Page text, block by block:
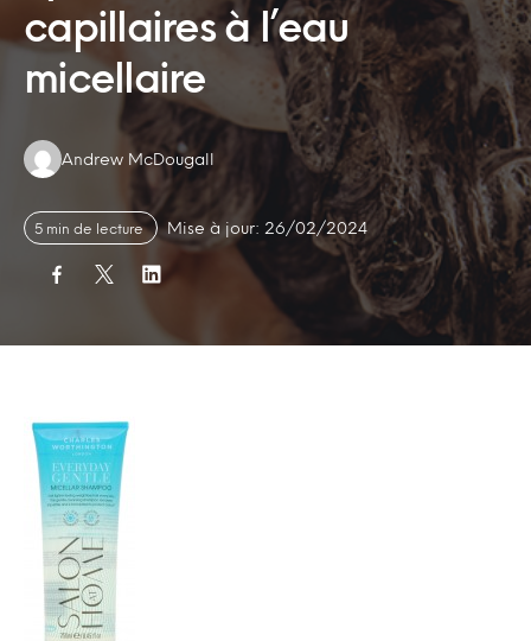
capillaires à l’eau
micellaire
Authors:
Andrew McDougall
5 min de lecture Mise à jour: 26/02/2024